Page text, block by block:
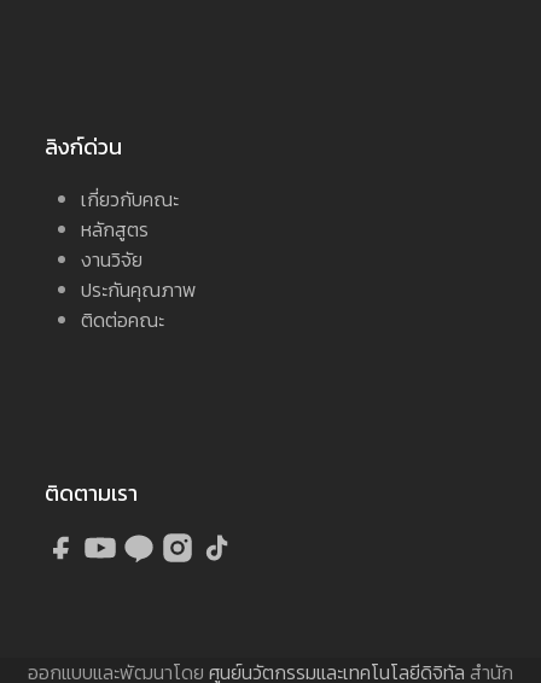
ลิงก์ด่วน
เกี่ยวกับคณะ
หลักสูตร
งานวิจัย
ประกันคุณภาพ
ติดต่อคณะ
ติดตามเรา
ออกแบบและพัฒนาโดย ศูนย์นวัตกรรมและเทคโนโลยีดิจิทัล สำนัก